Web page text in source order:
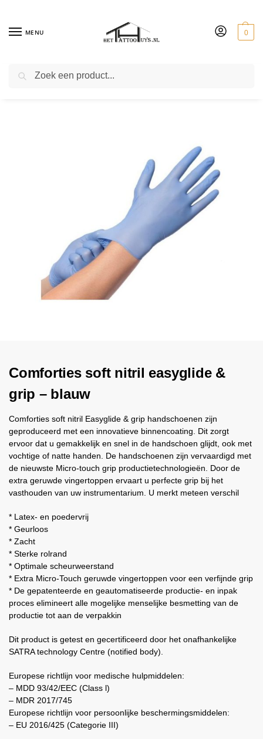
MENU 0
Comforties soft nitril easyglide &
grip – blauw
Comforties soft nitril Easyglide & grip handschoenen zijn
geproduceerd met een innovatieve binnencoating. Dit zorgt
ervoor dat u gemakkelijk en snel in de handschoen glijdt, ook met
vochtige of natte handen. De handschoenen zijn vervaardigd met
de nieuwste Micro-touch grip productietechnologieën. Door de
extra geruwde vingertoppen ervaart u perfecte grip bij het
vasthouden van uw instrumentarium. U merkt meteen verschil
* Latex- en poedervrij
* Geurloos
* Zacht
* Sterke rolrand
* Optimale scheurweerstand
* Extra Micro-Touch geruwde vingertoppen voor een verfijnde grip
* De gepatenteerde en geautomatiseerde productie- en inpak
proces elimineert alle mogelijke menselijke besmetting van de
productie tot aan de verpakkin
Dit product is getest en gecertificeerd door het onafhankelijke
SATRA technology Centre (notified body).
Europese richtlijn voor medische hulpmiddelen:
– MDD 93/42/EEC (Class l)
– MDR 2017/745
Europese richtlijn voor persoonlijke beschermingsmiddelen:
– EU 2016/425 (Categorie III)